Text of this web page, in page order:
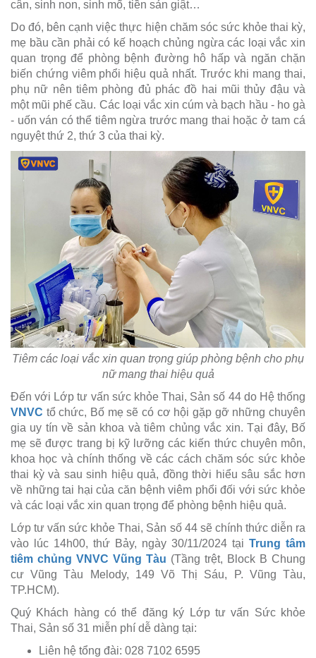
cân, sinh non, sinh mổ, tiền sản giật…
Do đó, bên cạnh việc thực hiện chăm sóc sức khỏe thai kỳ,
mẹ bầu cần phải có kế hoạch chủng ngừa các loại vắc xin
quan trọng để phòng bệnh đường hô hấp và ngăn chặn
biến chứng viêm phổi hiệu quả nhất. Trước khi mang thai,
phụ nữ nên tiêm phòng đủ phác đồ hai mũi thủy đậu và
một mũi phế cầu. Các loại vắc xin cúm và bạch hầu - ho gà
- uốn ván có thể tiêm ngừa trước mang thai hoặc ở tam cá
nguyệt thứ 2, thứ 3 của thai kỳ.
Tiêm các loại vắc xin quan trọng giúp phòng bệnh cho phụ
nữ mang thai hiệu quả
Đến với Lớp tư vấn sức khỏe Thai, Sản số 44 do Hệ thống
VNVC tổ chức, Bố mẹ sẽ có cơ hội gặp gỡ những chuyên
gia uy tín về sản khoa và tiêm chủng vắc xin. Tại đây, Bố
mẹ sẽ được trang bị kỹ lưỡng các kiến thức chuyên môn,
khoa học và chính thống về các cách chăm sóc sức khỏe
thai kỳ và sau sinh hiệu quả, đồng thời hiểu sâu sắc hơn
về những tai hại của căn bệnh viêm phổi đối với sức khỏe
và các loại vắc xin quan trọng để phòng bệnh hiệu quả.
Lớp tư vấn sức khỏe Thai, Sản số 44 sẽ chính thức diễn ra
vào lúc 14h00, thứ Bảy, ngày 30/11/2024 tại Trung tâm
tiêm chủng VNVC Vũng Tàu (Tầng trệt, Block B Chung
cư Vũng Tàu Melody, 149 Võ Thị Sáu, P. Vũng Tàu,
TP.HCM).
Quý Khách hàng có thể đăng ký Lớp tư vấn Sức khỏe
Thai, Sản số 31 miễn phí dễ dàng tại:
Liên hệ tổng đài: 028 7102 6595